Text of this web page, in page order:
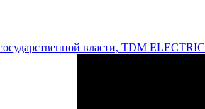
власти, TDM ELECTRIC